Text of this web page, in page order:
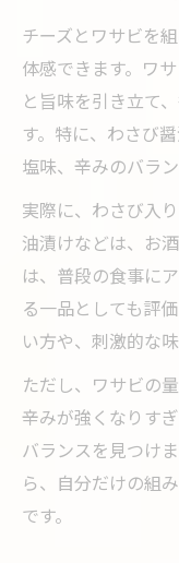
ワサビチ
戦
意外性が
チーズ
ツ
ワサビと
チーズとワサビを
体感できます。ワ
と旨味を引き立て
す。特に、わさび
塩味、辛みのバラ
実際に、わさび入
油漬けなどは、お
は、普段の食事に
る一品としても評
い方や、刺激的な
ただし、ワサビの
辛みが強くなりす
バランスを見つけ
ら、自分だけの組
です。